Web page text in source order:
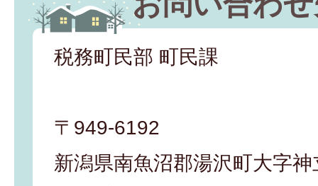
税務町民部 町民課
〒949-6192
新潟県南魚沼郡湯沢町大字